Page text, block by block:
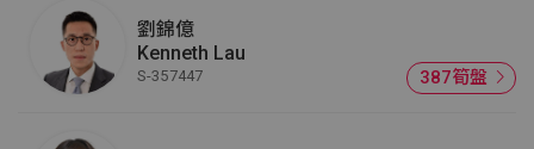
劉錦億
Kenneth Lau
S-357447 387筍盤